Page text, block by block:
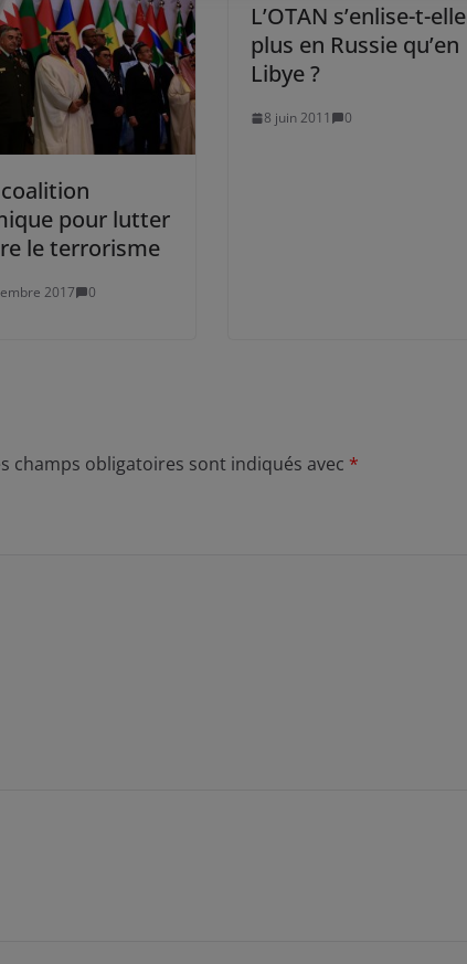
pour lutter
le terrorisme
2017 0
L’OTAN s’enlise-t-elle
plus en Russie qu’en
Libye ?
8 juin 2011 0
champs obligatoires sont indiqués avec *